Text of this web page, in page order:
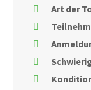
Art der